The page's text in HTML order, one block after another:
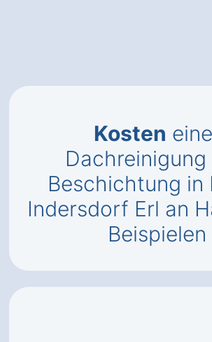
Kosten
Dachreinigung
Beschichtung in
Indersdorf Erl an
Beispielen